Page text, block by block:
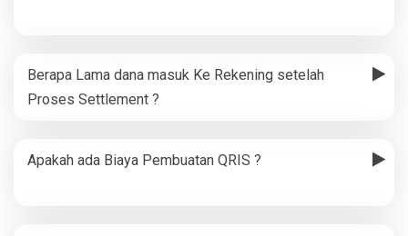
Berapa Lama dana masuk Ke Rekening setelah
Proses Settlement ?
Apakah ada Biaya Pembuatan QRIS ?